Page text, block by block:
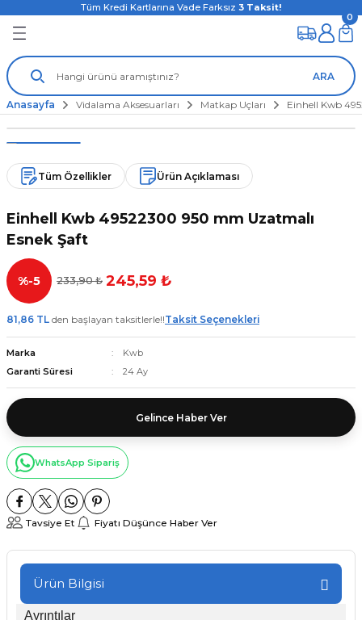
Tüm Kredi Kartlarına Vade Farksız 3 Taksit!
ARA
0
Anasayfa Vidalama Aksesuarları Matkap Uçları Einhell Kwb
Tüm Özellikler Ürün Açıklaması
Einhell Kwb 49522300 950 mm Uzatmalı
Esnek Şaft
%-5 233,90 ₺ 245,59 ₺
81,86 TL den başlayan taksitlerle!!Taksit Seçenekleri
Marka
Kwb
Garanti Süresi
24 Ay
Gelince Haber Ver
WhatsApp Sipariş
Tavsiye Et Fiyatı Düşünce Haber Ver
Ürün Bilgisi
Ayrıntılar